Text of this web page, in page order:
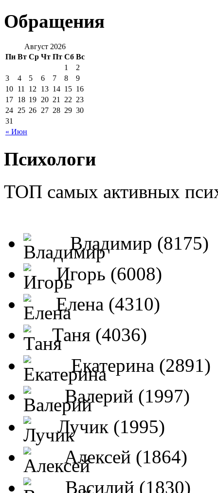
Обращения
Август 2026
Пн Вт Ср Чт Пт Сб Вс
« Июн
1
2
3
4 5 6 7 8
9
10 11 12 13 14 15 16
17 18 19 20 21 22 23
24 25 26 27 28 29 30
31
Психологи
ТОП самых активных
Владимир (8175)
Игорь (6008)
Елена (4310)
Таня (4036)
Екатерина (2891)
Валерий (1997)
Лучик (1995)
Алексей (1864)
Василий (1830)